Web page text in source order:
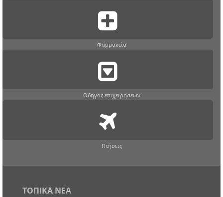
Φαρμακεία
Οδηγος επιχειρησεων
Πτήσεις
ΤΟΠΙΚΑ ΝΕΑ